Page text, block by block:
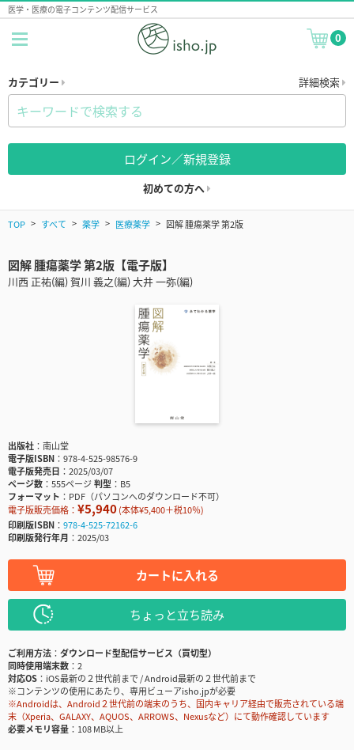
医学・医療の電子コンテンツ配信サービス
0
カテゴリー 詳細検索
ログイン／新規登録
初めての方へ
TOP すべて 薬学 医療薬学 図解 腫瘍薬学 第2版
図解 腫瘍薬学 第2版【電子版】
川西 正祐(編) 賀川 義之(編) 大井 一弥(編)
出版社
南山堂
電子版ISBN
978-4-525-98576-9
電子版発売日
2025/03/07
ページ数
555ページ判型
B5
フォーマット
PDF（パソコンへのダウンロード不可）
電子版販売価格： ¥5,940(本体¥5,400＋税10％)
印刷版ISBN
978-4-525-72162-6
印刷版発行年月
2025/03
カートに入れる
ちょっと立ち読み
ご利用方法
ダウンロード型配信サービス（買切型）
同時使用端末数
2
対応OS
iOS最新の２世代前まで / Android最新の２世代前まで
※コンテンツの使用にあたり、専用ビューアisho.jpが必要
※Androidは、Android２世代前の端末のうち、国内キャリア経由で販売されている端
末（Xperia、GALAXY、AQUOS、ARROWS、Nexusなど）にて動作確認しています
必要メモリ容量
108 MB以上